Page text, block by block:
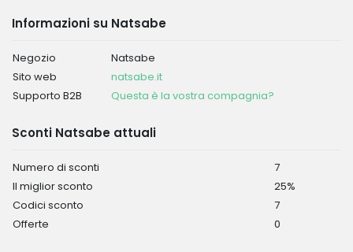
Informazioni su Natsabe
Negozio
Natsabe
Sito web
natsabe.it
Supporto B2B
Questa è la vostra compagnia?
Sconti Natsabe attuali
Numero di sconti
7
Il miglior sconto
25%
Codici sconto
7
Offerte
0